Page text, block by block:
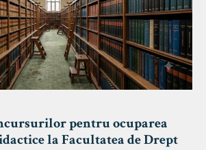
pentru ocuparea
la Facultatea de Drept